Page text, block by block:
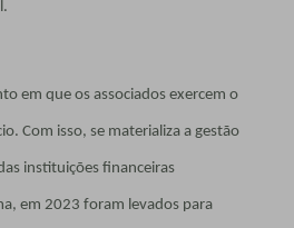
em que os associados exercem o
Com isso, se materializa a gestão
instituições financeiras
em 2023 foram levados para